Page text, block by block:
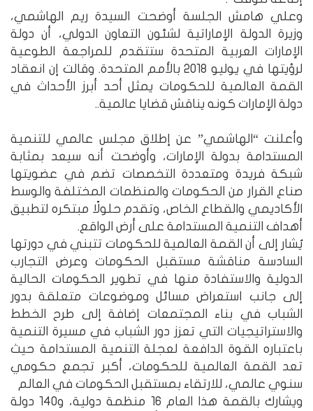
وعلي هامش الجلسة أوضحت السيدة ريم الهاشمي،
وزيرة الدولة الإماراتية لشئون التعاون الدولي، أن دولة
الإمارات العربية المتحدة ستتقدم للمراجعة الطوعية
لرؤيتها في يوليو 2018 بالأمم المتحدة. وقالت إن انعقاد
القمة العالمية للحكومات يمثل أحد أبرز الأحداث في
دولة الإمارات كونه يناقش قضايا عالمية..
وأعلنت “الهاشمي” عن إطلاق مجلس عالمي للتنمية
المستدامة بدولة الإمارات، وأوضحت أنه سيعد بمثابة
شبكة فريدة ومتعددة التخصصات تضم في عضويتها
صناع القرار من الحكومات والمنظمات المختلفة والوسط
الأكاديمي والقطاع الخاص، وتقدم حلولًا مبتكره لتطبيق
أهداف التنمية المستدامة على أرض الواقع.
يُشار إلى أن القمة العالمية للحكومات تتبني في دورتها
السادسة مناقشة مستقبل الحكومات وعرض التجارب
الدولية والاستفادة منها في تطوير الحكومات الحالية
إلى جانب استعراض مسائل وموضوعات متعلقة بدور
الشباب في بناء المجتمعات إضافة إلى طرح الخطط
والاستراتيجيات التي تعزز دور الشباب في مسيرة التنمية
باعتباره القوة الدافعة لعجلة التنمية المستدامة حيث
تعد القمة العالمية للحكومات، أكبر تجمع حكومي
سنوي عالمي، للارتقاء بمستقبل الحكومات في العالم
ويشارك بالقمة هذا العام 16 منظمة دولية، و140 دولة